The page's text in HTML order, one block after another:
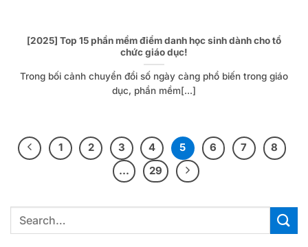
[2025] Top 15 phần mềm điểm danh học sinh dành cho tổ
chức giáo dục!
Trong bối cảnh chuyển đổi số ngày càng phổ biến trong giáo
dục, phần mềm[...]
1 2 3 4 5 6 7
8
…
29